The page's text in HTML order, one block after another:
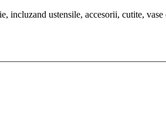
incluzand ustensile, accesorii, cutite,